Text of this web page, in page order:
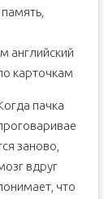
английский
карточкам
пачка
заново,
вдруг
что